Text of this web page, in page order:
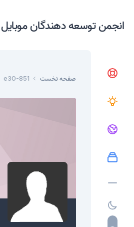
انجمن توسعه دهندگان موبایل
صفحه نخست e30-851